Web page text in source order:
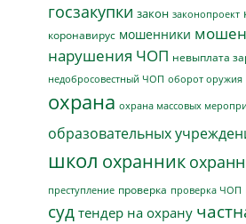
госзакупки закон законопроект
коронавирус мошенники
нарушения ЧОП невыплата
недобросовестный ЧОП оборот оружия
охрана охрана массовых
образовательных
школ охранник
преступление проверка проверка ЧОП
суд тендер на охрану